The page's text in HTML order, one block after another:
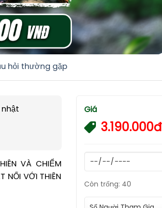
hỏi thường gặp
VÀ CHIỂM
NỐI VỚI THIÊN
Giá
3.190.000đ
Còn trống: 40